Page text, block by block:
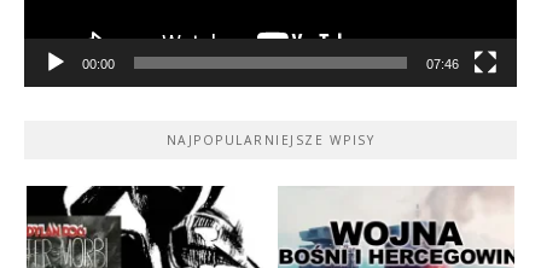
00:00 07:46
NAJPOPULARNIEJSZE WPISY